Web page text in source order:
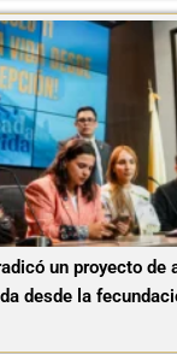
un proyecto
desde la